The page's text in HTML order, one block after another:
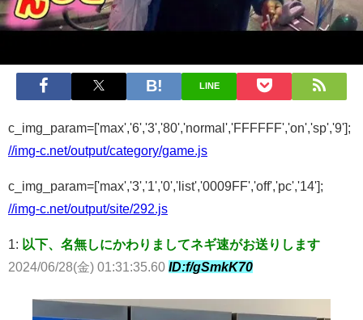
LINE
c_img_param=['max','6','3','80','normal','FFFFFF','on','sp','9'];
//img-c.net/output/category/game.js
c_img_param=['max','3','1','0','list','0009FF','off','pc','14'];
//img-c.net/output/site/292.js
1: 以下、名無しにかわりましてネギ速がお送りします
2024/06/28(金) 01:31:35.60 ID:f/gSmkK70